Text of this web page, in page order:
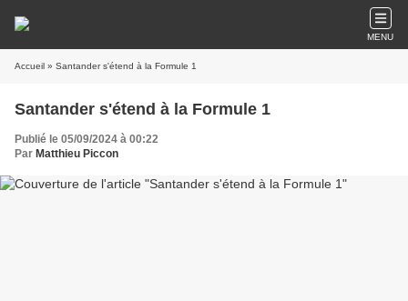
MENU
Accueil » Santander s'étend à la Formule 1
Santander s'étend à la Formule 1
Publié le 05/09/2024 à 00:22
Par Matthieu Piccon